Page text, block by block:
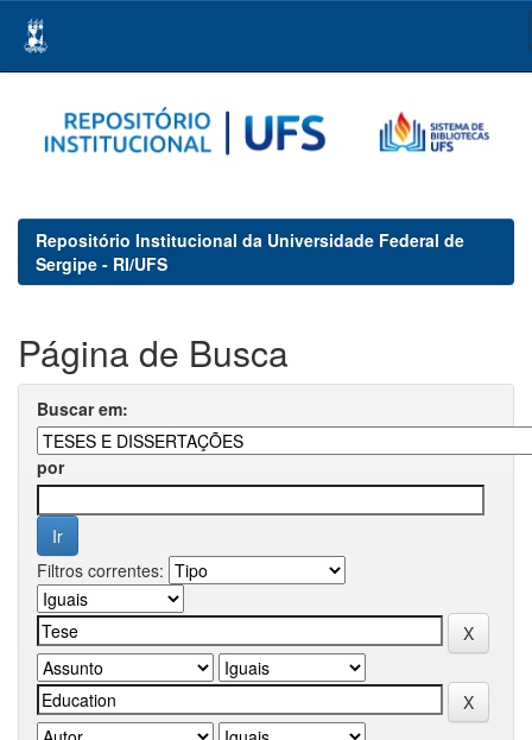
navigation
Repositório Institucional da Universidade Federal de
Sergipe - RI/UFS
Página de Busca
Buscar em:
por
Filtros correntes: